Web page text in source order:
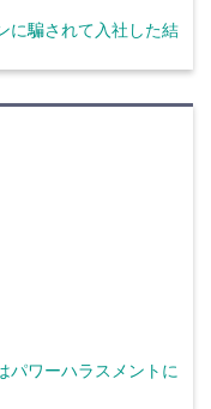
に騙されて入社した結
パワーハラスメントに